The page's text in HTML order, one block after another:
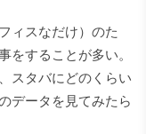
ィスなだけ）のた
をすることが多い。
スタバにどのくらい
データを見てみたら